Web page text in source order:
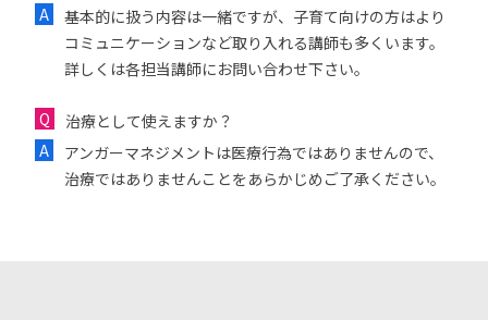
基本的に扱う内容は一緒ですが、子育て向けの方はより
コミュニケーションなど取り入れる講師も多くいます。
詳しくは各担当講師にお問い合わせ下さい。
治療として使えますか？
アンガーマネジメントは医療行為ではありませんので、
治療ではありませんことをあらかじめご了承ください。